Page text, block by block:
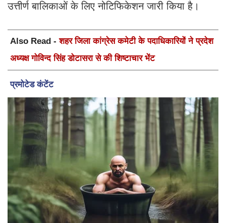
उत्तीर्ण बालिकाओं के लिए नोटिफिकेशन जारी किया है।
Also Read -शहर जिला कांग्रेस कमेटी के पदाधिकारियों ने प्रदेश
अध्यक्ष गोविन्द सिंह डोटासरा से की शिष्टाचार भेंट